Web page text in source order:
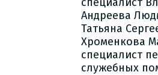
Андреева
Татьяна
Хроменкова
специалист
служебных